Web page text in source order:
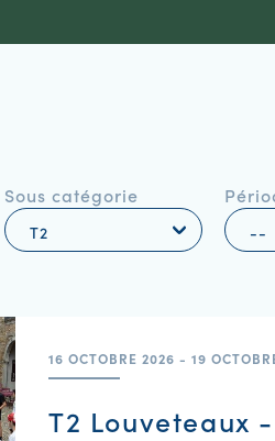
Sous catégorie
16 OCTOBRE 2026 - 19
T2 Louveteaux